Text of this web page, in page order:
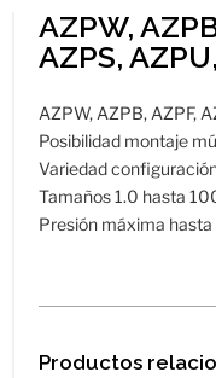
AZPW,
AZPS,
AZPW, AZPB, AZPF,
Posibilidad montaje
Variedad
Tamaños 1.0 hasta
Presión máxima hasta
Productos